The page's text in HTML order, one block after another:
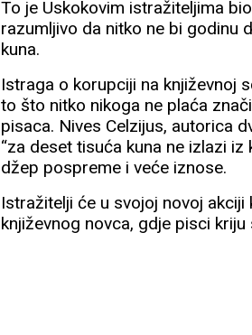
To je Uskokovim istražiteljima
razumljivo da nitko ne bi godinu
kuna.
Istraga o korupciji na književnoj
to što nitko nikoga ne plaća
pisaca. Nives Celzijus, autorica
“za deset tisuća kuna ne izlazi
džep pospreme i veće iznose.
Istražitelji će u svojoj novoj
književnog novca, gdje pisci